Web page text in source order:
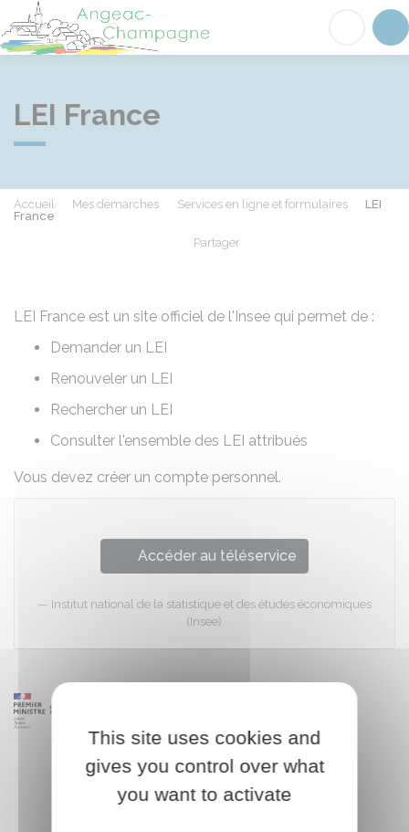
Angeac-Champagne
LEI France
Accueil Mes démarches Services en ligne et formulaires
LEI
France
Partager
LEI France est un site officiel de l'Insee qui permet de :
Demander un LEI
Renouveler un LEI
Rechercher un LEI
Consulter l'ensemble des LEI attribués
Vous devez créer un compte personnel.
Accéder au téléservice
Institut national de la statistique et des études économiques
(Insee)
This site uses cookies and
gives you control over what
you want to activate